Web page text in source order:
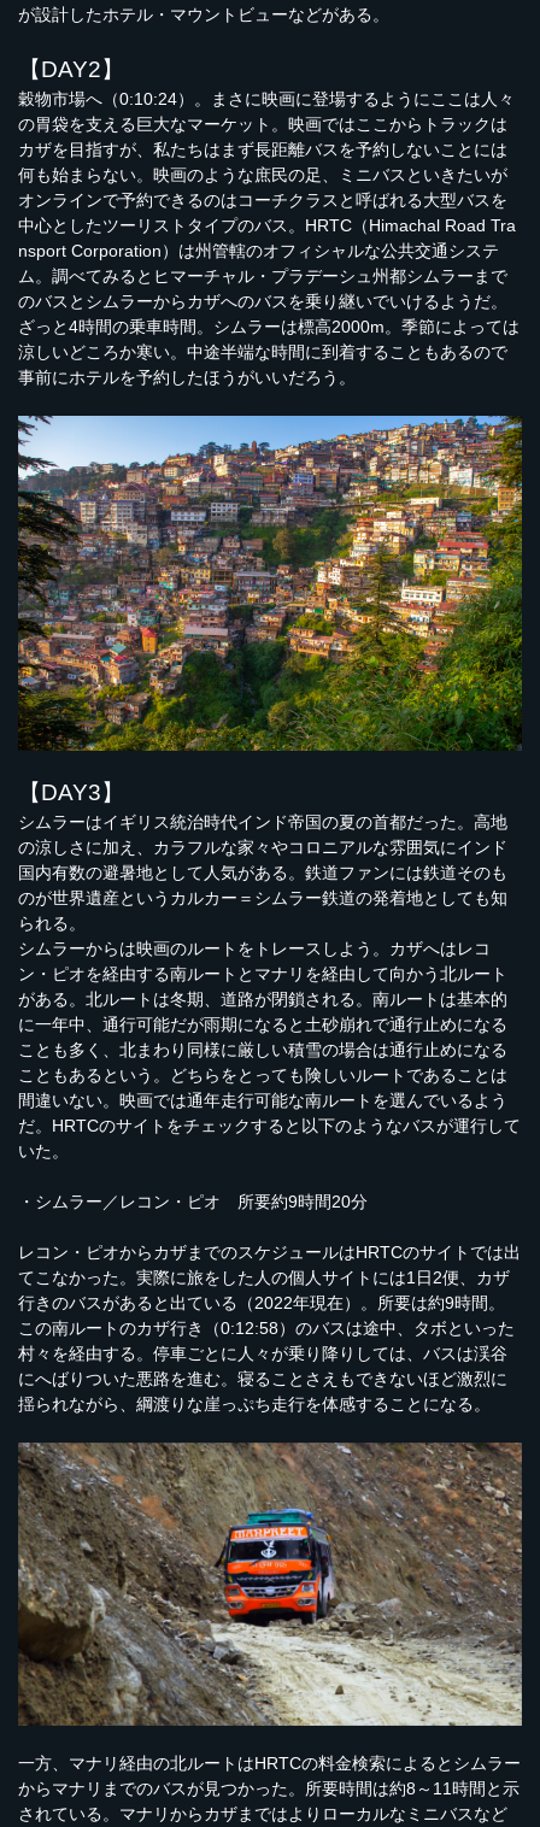
が設計したホテル・マウントビューなどがある。
【DAY2】
穀物市場へ（0:10:24）。まさに映画に登場するようにここは人々
の胃袋を支える巨大なマーケット。映画ではここからトラックは
カザを目指すが、私たちはまず長距離バスを予約しないことには
何も始まらない。映画のような庶民の足、ミニバスといきたいが
オンラインで予約できるのはコーチクラスと呼ばれる大型バスを
中心としたツーリストタイプのバス。HRTC（Himachal Road Tra
nsport Corporation）は州管轄のオフィシャルな公共交通システ
ム。調べてみるとヒマーチャル・プラデーシュ州都シムラーまで
のバスとシムラーからカザへのバスを乗り継いでいけるようだ。
ざっと4時間の乗車時間。シムラーは標高2000m。季節によっては
涼しいどころか寒い。中途半端な時間に到着することもあるので
事前にホテルを予約したほうがいいだろう。
【DAY3】
シムラーはイギリス統治時代インド帝国の夏の首都だった。高地
の涼しさに加え、カラフルな家々やコロニアルな雰囲気にインド
国内有数の避暑地として人気がある。鉄道ファンには鉄道そのも
のが世界遺産というカルカー＝シムラー鉄道の発着地としても知
られる。
シムラーからは映画のルートをトレースしよう。カザへはレコ
ン・ピオを経由する南ルートとマナリを経由して向かう北ルート
がある。北ルートは冬期、道路が閉鎖される。南ルートは基本的
に一年中、通行可能だが雨期になると土砂崩れで通行止めになる
ことも多く、北まわり同様に厳しい積雪の場合は通行止めになる
こともあるという。どちらをとっても険しいルートであることは
間違いない。映画では通年走行可能な南ルートを選んでいるよう
だ。HRTCのサイトをチェックすると以下のようなバスが運行して
いた。
・シムラー／レコン・ピオ 所要約9時間20分
レコン・ピオからカザまでのスケジュールはHRTCのサイトでは出
てこなかった。実際に旅をした人の個人サイトには1日2便、カザ
行きのバスがあると出ている（2022年現在）。所要は約9時間。
この南ルートのカザ行き（0:12:58）のバスは途中、タボといった
村々を経由する。停車ごとに人々が乗り降りしては、バスは渓谷
にへばりついた悪路を進む。寝ることさえもできないほど激烈に
揺られながら、綱渡りな崖っぷち走行を体感することになる。
一方、マナリ経由の北ルートはHRTCの料金検索によるとシムラー
からマナリまでのバスが見つかった。所要時間は約8～11時間と示
されている。マナリからカザまではよりローカルなミニバスなど